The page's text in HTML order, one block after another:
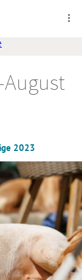
2023